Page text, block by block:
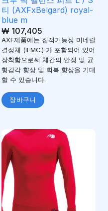
티 (AXFxBelgard) royal-
blue m
₩107,405
AXF제품에는 집적기능성 미네랄
결정체 (IFMC.) 가 포함되어 있어
장착함으로써 체간의 안정 및 균
형감각 향상 및 회복 향상을 기대
할 수 있습니다.
장바구니